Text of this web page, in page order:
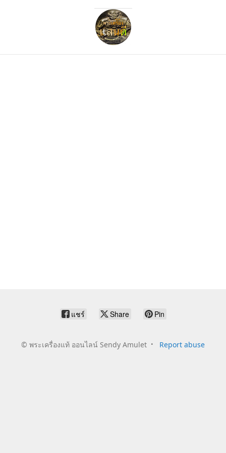
แชร์ Share Pin
© พระเครื่องแท้ ออนไลน์ Sendy Amulet Report abuse